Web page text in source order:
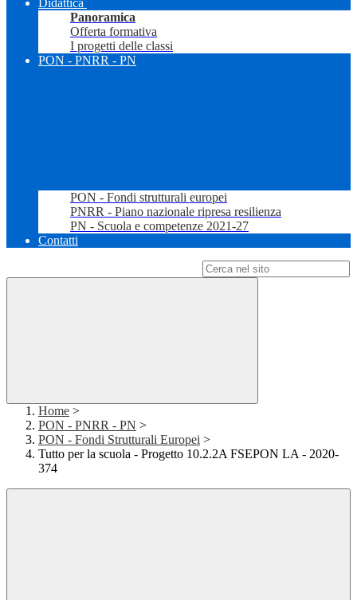
Didattica
Panoramica
Offerta formativa
I progetti delle classi
PON - PNRR - PN
PON - Fondi strutturali europei
PNRR - Piano nazionale ripresa resilienza
PN - Scuola e competenze 2021-27
Contatti
Home >
PON - PNRR - PN >
PON - Fondi Strutturali Europei >
Tutto per la scuola - Progetto 10.2.2A FSEPON LA - 2020-
374